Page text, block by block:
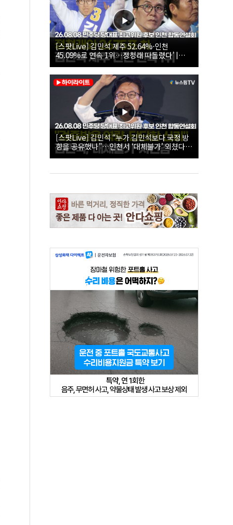
[스팟Live] 김민석 제주 52.64%·인천
45.09%로 연속 1위…정청래 따돌렸다’ |
26.08.08 더불어민주당 당대표·최고위원 후
보 인천 합동연설회
[스팟Live] 김민석 “누가 김민석보다 국정 방
향을 공유했나”…인천서 ‘대체불가’ 외쳤다 |
26.08.08 더불어민주당 당대표·최고위원 후